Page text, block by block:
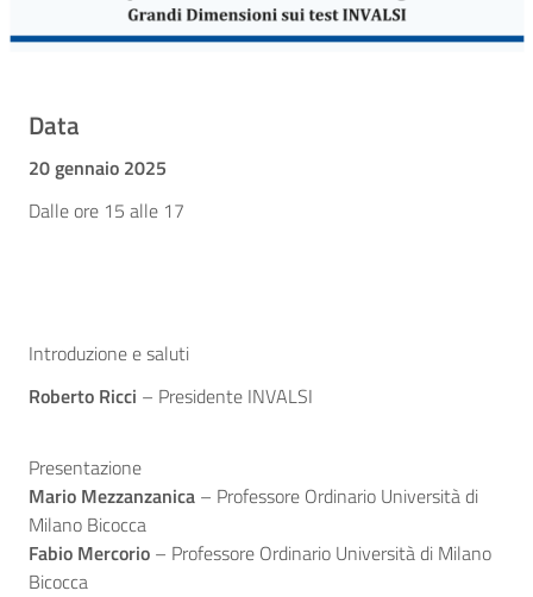
Data
20 gennaio 2025
Dalle ore 15 alle 17
Introduzione e saluti
Roberto Ricci – Presidente INVALSI
Presentazione
Mario Mezzanzanica – Professore Ordinario Università di
Milano Bicocca
Fabio Mercorio – Professore Ordinario Università di Milano
Bicocca